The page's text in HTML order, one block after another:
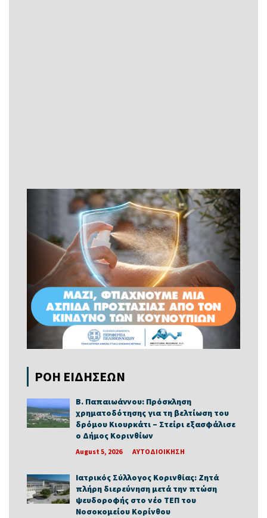
ΡΟΗ ΕΙΔΗΣΕΩΝ
Β. Παπαιωάννου: Πρόσκληση
χρηματοδότησης για τη βελτίωση του
δρόμου Κιουρκάτι – Στείρι εξασφάλισε
ο Δήμος Κορινθίων
August 5, 2026 ΑΥΤΟΔΙΟΙΚΗΣΗ
Ιατρικός Σύλλογος Κορινθίας: Ζητά
πλήρη διερεύνηση μετά την πτώση
ψευδοροφής στο νέο ΤΕΠ του
Νοσοκομείου Κορίνθου